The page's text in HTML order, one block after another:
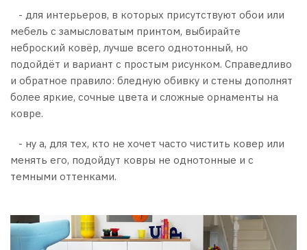
- для интерьеров, в которых присутствуют обои или
мебель с замысловатым принтом, выбирайте
неброский ковёр, лучше всего однотонный, но
подойдёт и вариант с простым рисунком. Справедливо
и обратное правило: бледную обивку и стены дополнят
более яркие, сочные цвета и сложные орнаменты на
ковре.
- ну а, для тех, кто не хочет часто чистить ковер или
менять его, подойдут ковры не однотонные и с
темными оттенками.